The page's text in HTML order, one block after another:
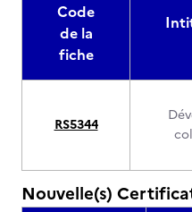
Code
de la
fiche
RS5344
Nouvelle(s)